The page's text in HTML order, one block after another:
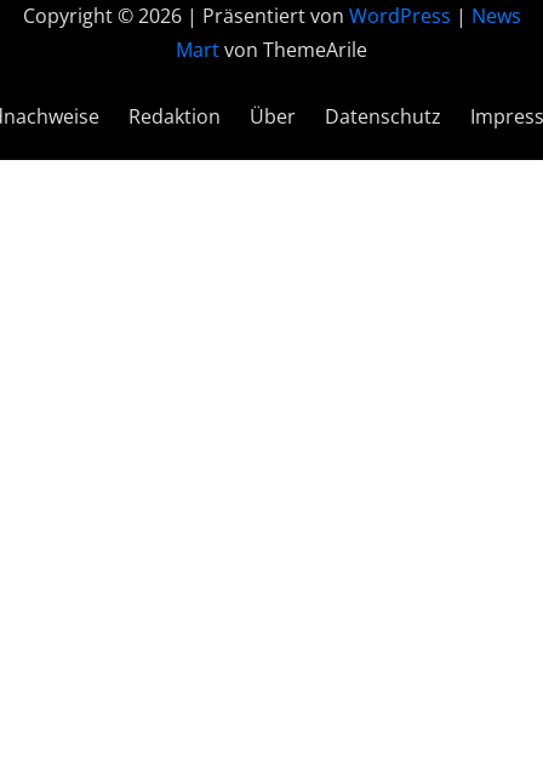
Copyright © 2026 | Präsentiert von WordPress | News
Martvon ThemeArile
Redaktion Über Datenschutz